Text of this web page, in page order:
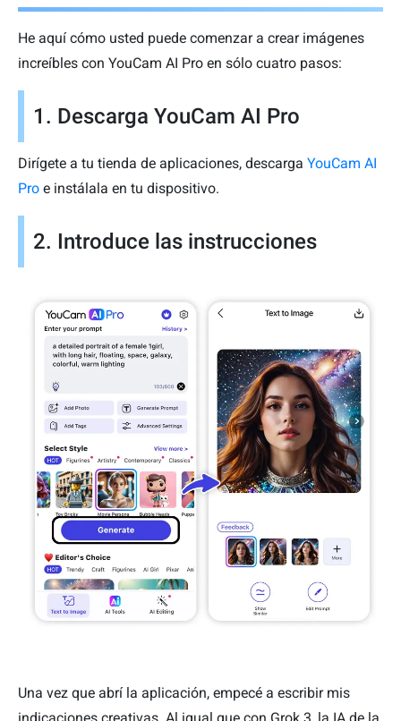
He aquí cómo usted puede comenzar a crear imágenes
increíbles con YouCam AI Pro en sólo cuatro pasos:
1. Descarga YouCam AI Pro
Dirígete a tu tienda de aplicaciones, descarga YouCam AI
Pro e instálala en tu dispositivo.
2. Introduce las instrucciones
Una vez que abrí la aplicación, empecé a escribir mis